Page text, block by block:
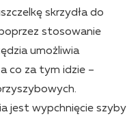
skrzydła do
stosowanie
umożliwia
co za tym idzie –
jest wypchnięcie szyby